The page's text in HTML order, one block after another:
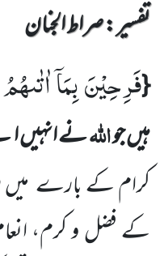
تفسیر : ‎صراط الجنان
{فَرِحِیْنَبِمَاۤاٰتٰىهُمُ
ہیں جواللہنے انہیں
کرام کے بارے
کے فضل و کرم،